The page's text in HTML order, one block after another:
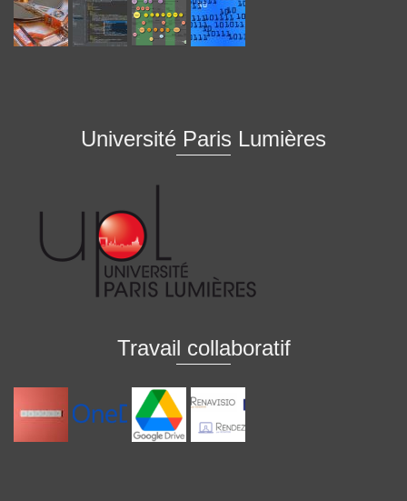
Université Paris Lumières
Travail collaboratif